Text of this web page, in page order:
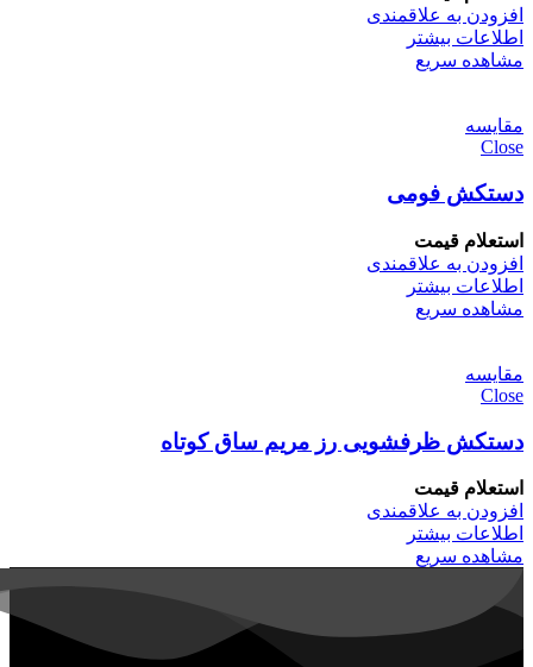
افزودن به علاقمندی
اطلاعات بیشتر
مشاهده سریع
مقایسه
Close
دستکش فومی
استعلام قیمت
افزودن به علاقمندی
اطلاعات بیشتر
مشاهده سریع
مقایسه
Close
دستکش ظرفشویی رز مریم ساق کوتاه
استعلام قیمت
افزودن به علاقمندی
اطلاعات بیشتر
مشاهده سریع